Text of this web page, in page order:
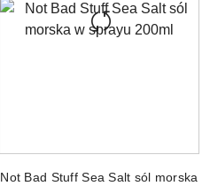
Not Bad Stuff Sea Salt sól morska